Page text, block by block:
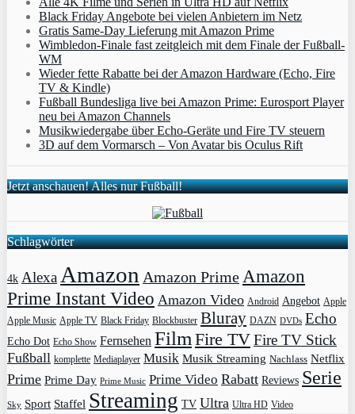
Black Friday Angebote bei vielen Anbietern im Netz
Gratis Same-Day Lieferung mit Amazon Prime
Wimbledon-Finale fast zeitgleich mit dem Finale der Fußball-
WM
Wieder fette Rabatte bei der Amazon Hardware (Echo, Fire
TV & Kindle)
Fußball Bundesliga live bei Amazon Prime: Eurosport Player
neu bei Amazon Channels
Musikwiedergabe über Echo-Geräte und Fire TV steuern
3D auf dem Vormarsch – Von Avatar bis Oculus Rift
Jetzt anschauen! Alles nur Fußball!
Schlagwörter
4k AlexaAmazon Amazon PrimeAmazon
Prime Instant Video Amazon Video Android Angebot Apple
Apple Music Apple TV Black Friday Blockbuster Bluray DAZN DVDs Echo
Echo Dot Echo Show Fernsehen FilmFire TVFire TV Stick
Fußball komplette Mediaplayer Musik Musik Streaming Nachlass Netflix
Prime Prime Day Prime Music Prime Video Rabatt Reviews Serie
Sky Sport Staffel Streaming TV Ultra Ultra HD Video